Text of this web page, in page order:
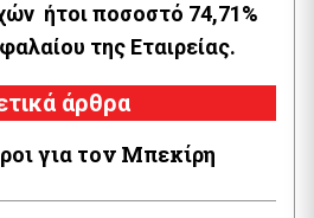
ήτοι ποσοστό 74,71%
της Εταιρείας.
άρθρα
για τον Μπεκίρη